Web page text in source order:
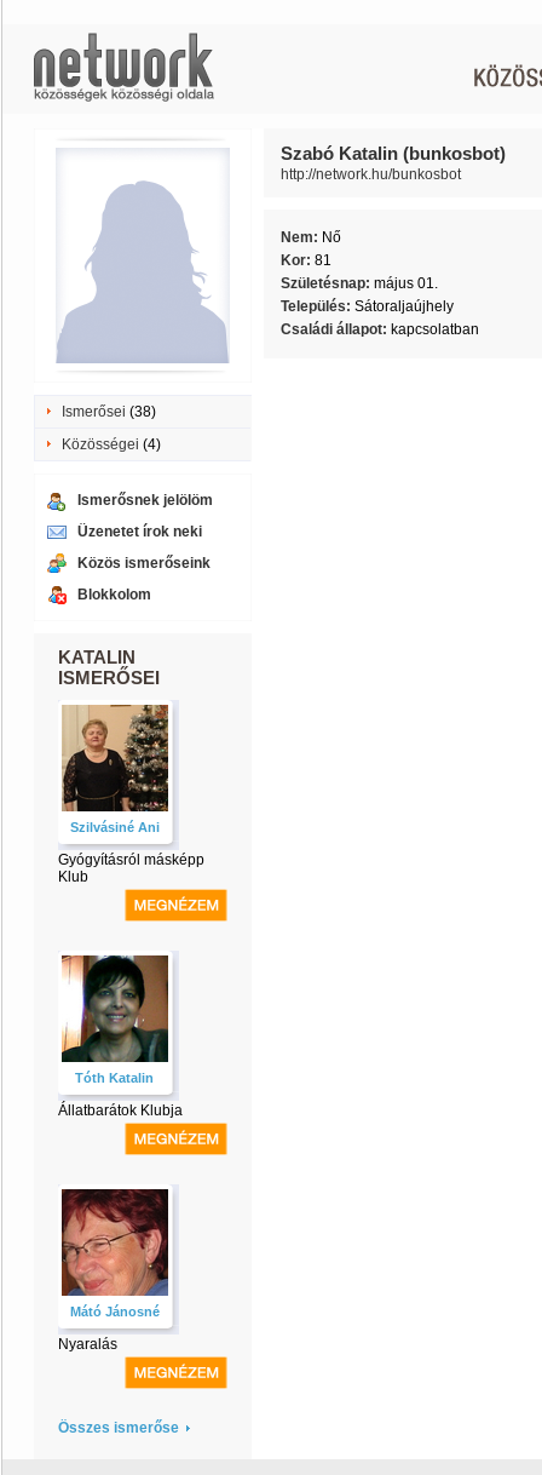
Ismerősei (38)
Közösségei (4)
Ismerősnek jelölöm
Üzenetet írok neki
Közös ismerőseink
Blokkolom
KATALIN
ISMERŐSEI
Szilvásiné Ani
Gyógyításról másképp
Klub
Tóth Katalin
Állatbarátok Klubja
Mátó Jánosné
Nyaralás
Összes ismerőse
Szabó Katalin (bunkosbot)
http://network.hu/bunkosbot
Nem: Nő
Kor: 81
Születésnap: május 01.
Település: Sátoraljaújhely
Családi állapot: kapcsolatban